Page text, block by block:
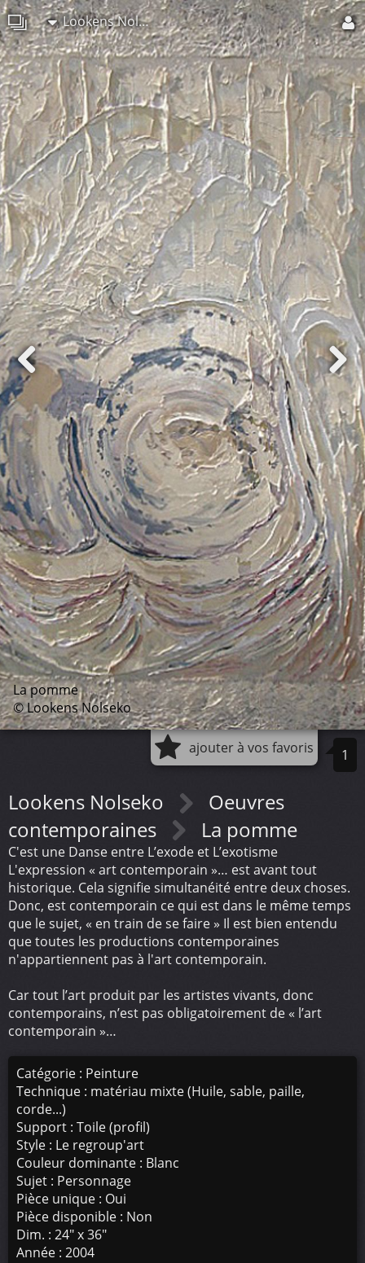
Lookens Nolseko
La pomme
© Lookens Nolseko
ajouter à vos favoris 1
Lookens Nolseko
Oeuvres
contemporaines
La pomme
C'est une Danse entre L’exode et L’exotisme
L'expression « art contemporain »… est avant tout
historique. Cela signifie simultanéité entre deux choses.
Donc, est contemporain ce qui est dans le même temps
que le sujet, « en train de se faire » Il est bien entendu
que toutes les productions contemporaines
n'appartiennent pas à l'art contemporain.
Car tout l’art produit par les artistes vivants, donc
contemporains, n’est pas obligatoirement de « l’art
contemporain »…
Catégorie : Peinture
Technique : matériau mixte (Huile, sable, paille,
corde...)
Support : Toile (profil)
Style : Le regroup'art
Couleur dominante : Blanc
Sujet : Personnage
Pièce unique : Oui
Pièce disponible : Non
Dim. : 24" x 36"
Année : 2004